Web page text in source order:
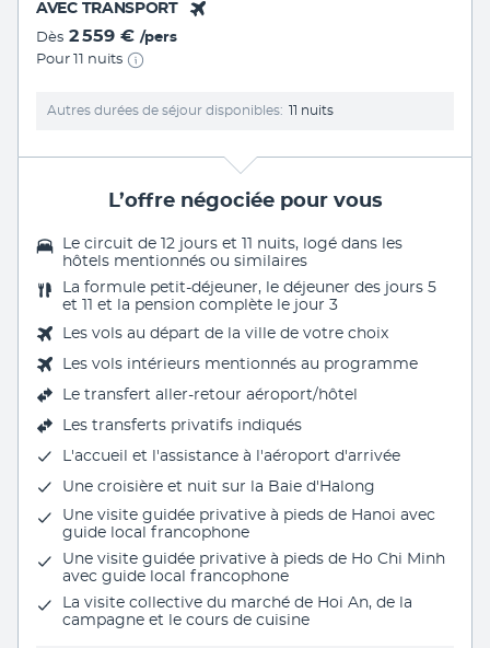
AVEC TRANSPORT
Dès 2 559 € /pers
Pour 11 nuits
Autres durées de séjour disponibles 11 nuits
L’offre négociée pour vous
Le circuit de 12 jours et 11 nuits, logé dans les
hôtels mentionnés ou similaires
La formule petit-déjeuner, le déjeuner des jours 5
et 11 et la pension complète le jour 3
Les vols au départ de la ville de votre choix
Les vols intérieurs mentionnés au programme
Le transfert aller-retour aéroport/hôtel
Les transferts privatifs indiqués
L'accueil et l'assistance à l'aéroport d'arrivée
Une croisière et nuit sur la Baie d'Halong
Une visite guidée privative à pieds de Hanoi avec
guide local francophone
Une visite guidée privative à pieds de Ho Chi Minh
avec guide local francophone
La visite collective du marché de Hoi An, de la
campagne et le cours de cuisine